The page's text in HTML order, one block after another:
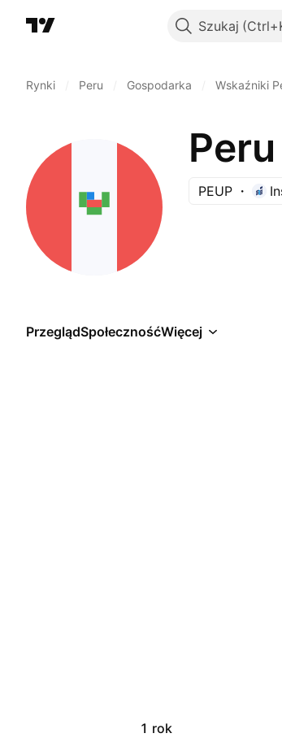
Szukaj
Rynki Peru Gospodarka Wskaźniki
PEUP
PrzeglądSpołecznośćWięcej
1 rok